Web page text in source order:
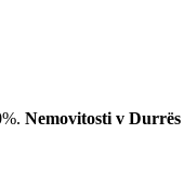
Nemovitosti v Durrës